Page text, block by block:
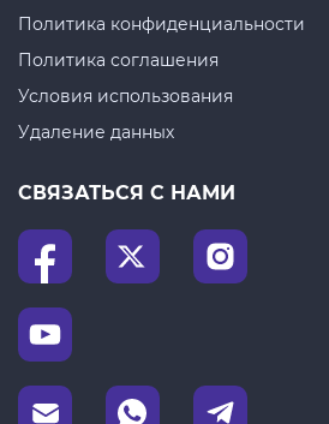
Политика конфиденциальности
Политика соглашения
Условия использования
Удаление данных
СВЯЗАТЬСЯ С НАМИ